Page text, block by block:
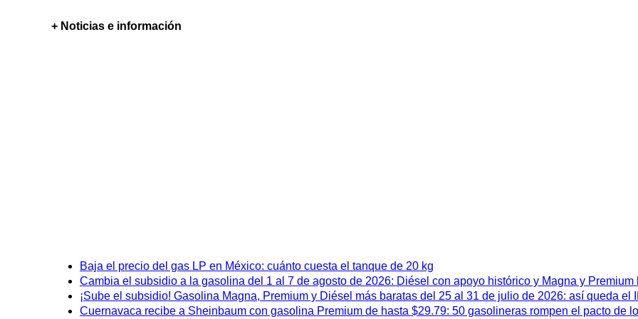
+ Noticias e información
Baja el precio del gas LP en México: cuánto cuesta el tanque de 20 kg
Cambia el subsidio a la gasolina del 1 al 7 de agosto de 2026: Diésel con apoyo histórico y Magna y Premium
¡Sube el subsidio! Gasolina Magna, Premium y Diésel más baratas del 25 al 31 de julio de 2026: así queda el
Cuernavaca recibe a Sheinbaum con gasolina Premium de hasta $29.79: 50 gasolineras rompen el pacto de